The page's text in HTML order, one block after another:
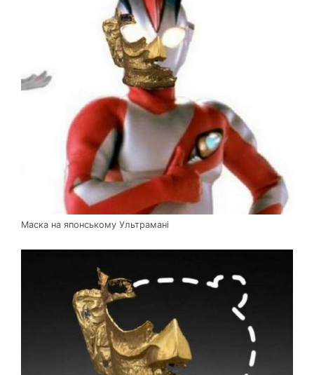
Маска на японському Ультрамані